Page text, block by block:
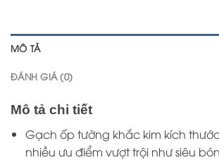
MÔ TẢ
ĐÁNH GIÁ (0)
Mô tả chi tiết
Gạch ốp tường khắc kim kích
nhiều ưu điểm vượt trội như siêu